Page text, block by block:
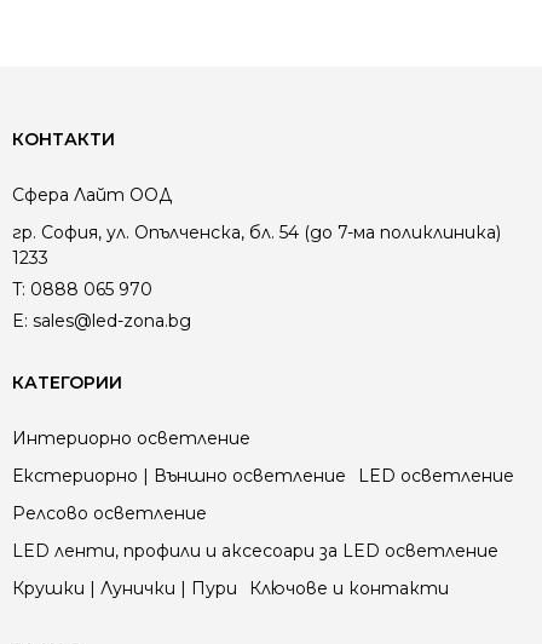
КОНТАКТИ
Сфера Лайт ООД
гр. София, ул. Опълченска, бл. 54 (до 7-ма поликлиника)
1233
T: 0888 065 970
E: sales@led-zona.bg
КАТЕГОРИИ
Интериорно осветление
Екстериорно | Външно осветление
LED осветление
Релсово осветление
LED ленти, профили и аксесоари за LED осветление
Крушки | Лунички | Пури
Ключове и контакти